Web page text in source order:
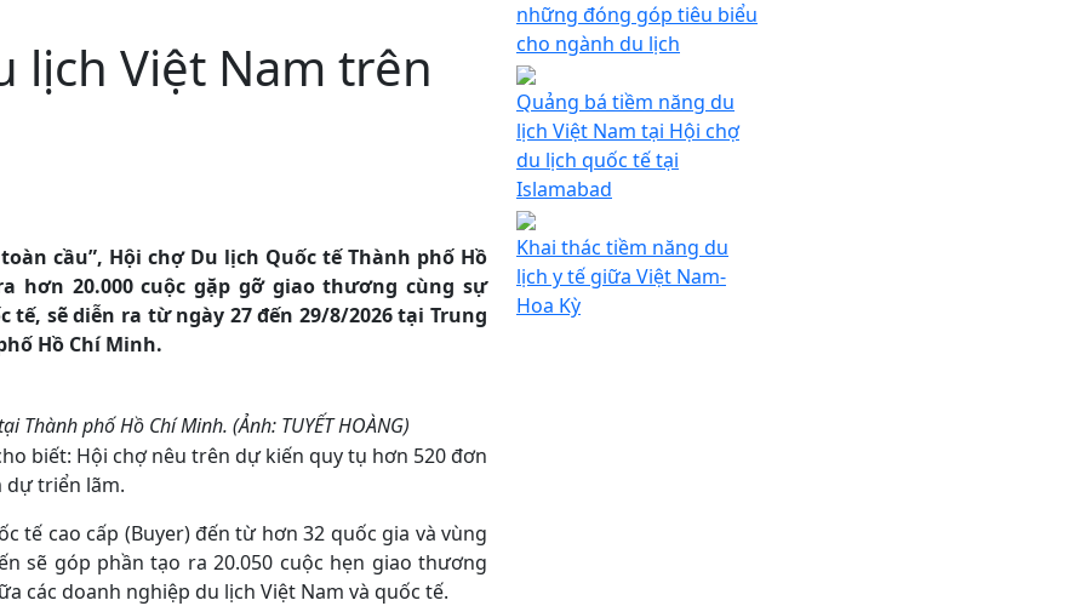
lịch Việt Nam trên
cầu”, Hội chợ Du lịch Quốc tế Thành phố Hồ
hơn 20.000 cuộc gặp gỡ giao thương cùng sự
sẽ diễn ra từ ngày 27 đến 29/8/2026 tại Trung
Hồ Chí Minh.
phố Hồ Chí Minh. (Ảnh: TUYẾT HOÀNG)
biết: Hội chợ nêu trên dự kiến quy tụ hơn 520 đơn
dự triển lãm.
tế cao cấp (Buyer) đến từ hơn 32 quốc gia và vùng
sẽ góp phần tạo ra 20.050 cuộc hẹn giao thương
các doanh nghiệp du lịch Việt Nam và quốc tế.
những đóng góp tiêu biểu
cho ngành du lịch
Quảng bá tiềm năng du
lịch Việt Nam tại Hội chợ
du lịch quốc tế tại
Islamabad
Khai thác tiềm năng du
lịch y tế giữa Việt Nam-
Hoa Kỳ